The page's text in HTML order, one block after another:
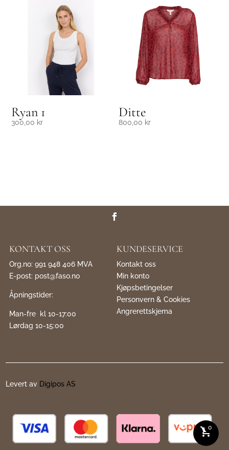
shopping_cart
0
Ryan 1
300,00 kr
Ditte
800,00 kr
KONTAKT OSS
Org.no: 991 948 406 MVA
E-post: post@faso.no
Åpningstider:
Man-fre kl 10-17:00
Lørdag 10-15:00
KUNDESERVICE
Kontakt oss
Min konto
Kjøpsbetingelser
Personvern & Cookies
Angrerettskjema
Levert av Digipos AS